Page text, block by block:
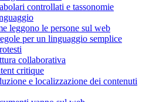
controllati e tassonomie
leggono le persone sul web
per un linguaggio semplice
collaborativa
critique
e localizzazione dei contenuti